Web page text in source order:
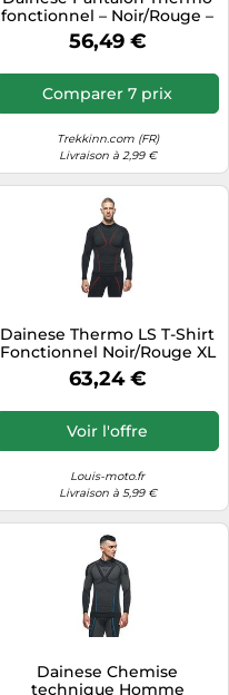
fonctionnel – Noir/Rouge –
M Homme
56,49 €
Comparer 7 prix
Trekkinn.com (FR)
Livraison à 2,99 €
Dainese Thermo LS T-Shirt
Fonctionnel Noir/Rouge XL
homme
63,24 €
Voir l'offre
Louis-moto.fr
Livraison à 5,99 €
Dainese Chemise
technique Homme